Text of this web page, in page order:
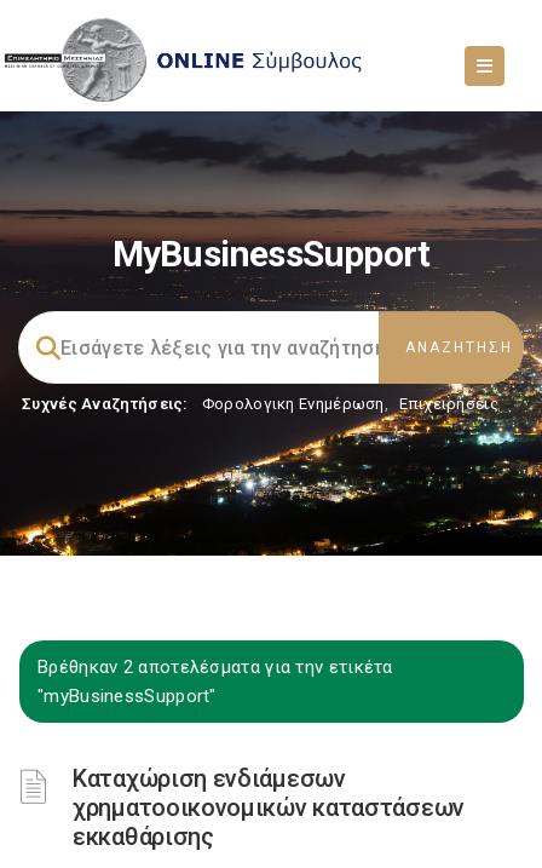
MyBusinessSupport
Συχνές Αναζητήσεις: Φορολογικη Ενημέρωση, Επιχειρήσεις
Βρέθηκαν 2 αποτελέσματα για την ετικέτα
"myBusinessSupport"
Καταχώριση ενδιάμεσων
χρηματοοικονομικών καταστάσεων
εκκαθάρισης